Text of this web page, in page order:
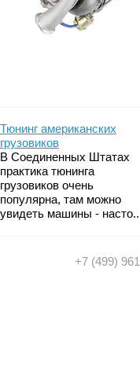
Тюнинг американских
грузовиков
В Соединенных Штатах
практика тюнинга
грузовиков очень
популярна, там можно
увидеть машины -
+7 (499)